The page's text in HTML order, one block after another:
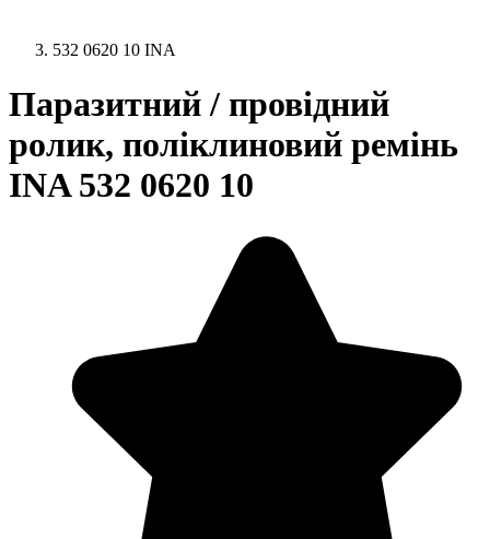
532 0620 10 INA
Паразитний / провідний
ролик, поліклиновий ремінь
INA 532 0620 10